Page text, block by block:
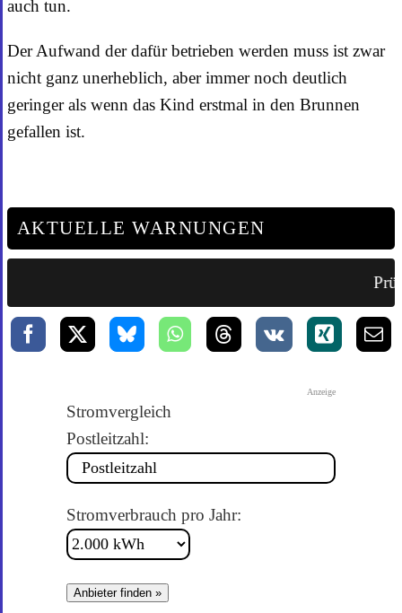
auch tun.
Der Aufwand der dafür betrieben werden muss ist zwar
nicht ganz unerheblich, aber immer noch deutlich
geringer als wenn das Kind erstmal in den Brunnen
gefallen ist.
AKTUELLE WARNUNGEN
Anzeige
Stromvergleich
Postleitzahl:
Stromverbrauch pro Jahr:
Anbieter finden »